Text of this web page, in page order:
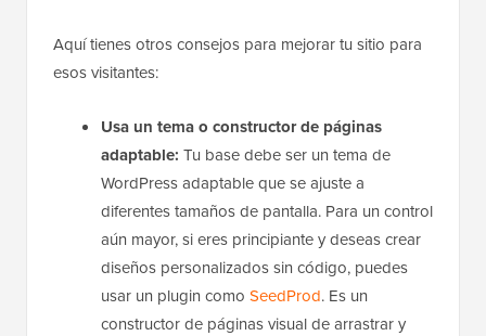
tráfico total de internet.
esos visitantes:
Usa un tema o constructor de páginas
adaptable:Tu base debe ser un tema de
WordPress adaptable que se ajuste a
diferentes tamaños de pantalla. Para un control
aún mayor, si eres principiante y deseas crear
diseños personalizados sin código, puedes